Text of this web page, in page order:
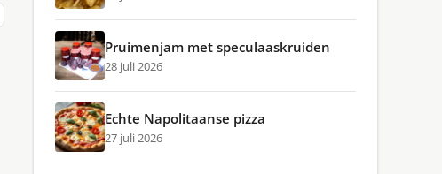
Pruimenjam met speculaaskruiden
28 juli 2026
Echte Napolitaanse pizza
27 juli 2026